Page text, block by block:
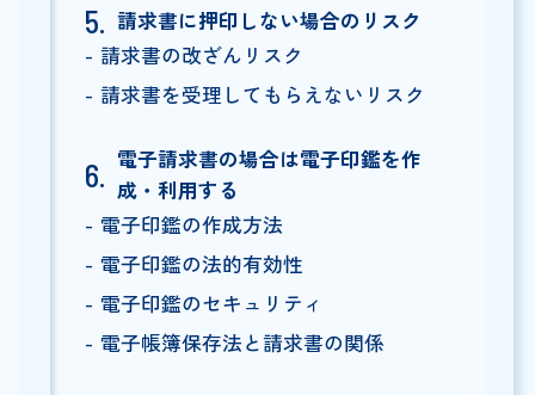
請求書に押印しない場合のリスク
請求書の改ざんリスク
請求書を受理してもらえないリスク
電子請求書の場合は電子印鑑を作
成・利用する
電子印鑑の作成方法
電子印鑑の法的有効性
電子印鑑のセキュリティ
電子帳簿保存法と請求書の関係